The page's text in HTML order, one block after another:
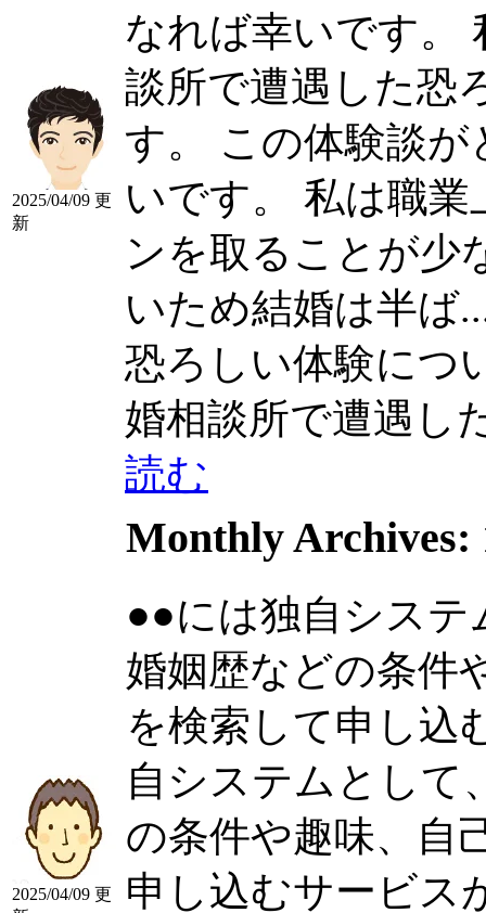
2025/04/09 更
新
なれば幸いです。
談所で遭遇した恐
す。 この体験談
いです。 私は職
ンを取ることが少
いため結婚は半ば
恐ろしい体験につ
婚相談所で遭遇し
読む
2025/04/09 更
Monthly Archives:
●●には独自システ
婚姻歴などの条件
を検索して申し込
自システムとして
の条件や趣味、自
申し込むサービス